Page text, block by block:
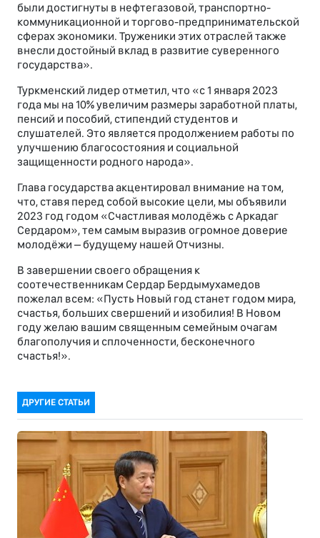
были достигнуты в нефтегазовой, транспортно-
коммуникационной и торгово-предпринимательской
сферах экономики. Труженики этих отраслей также
внесли достойный вклад в развитие суверенного
государства».
Туркменский лидер отметил, что «с 1 января 2023
года мы на 10% увеличим размеры заработной платы,
пенсий и пособий, стипендий студентов и
слушателей. Это является продолжением работы по
улучшению благосостояния и социальной
защищенности родного народа».
Глава государства акцентировал внимание на том,
что, ставя перед собой высокие цели, мы объявили
2023 год годом «Счастливая молодёжь с Аркадаг
Сердаром», тем самым выразив огромное доверие
молодёжи – будущему нашей Отчизны.
В завершении своего обращения к
соотечественникам Сердар Бердымухамедов
пожелал всем: «Пусть Новый год станет годом мира,
счастья, больших свершений и изобилия! В Новом
году желаю вашим священным семейным очагам
благополучия и сплоченности, бесконечного
счастья!».
ДРУГИЕ СТАТЬИ